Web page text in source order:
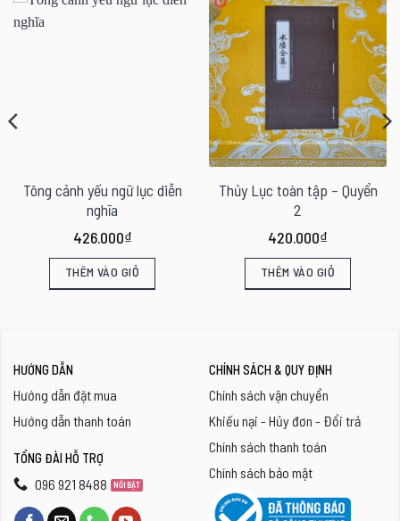
Tông cảnh yếu ngữ lục diễn
nghĩa
426.000₫
THÊM VÀO GIỎ
Thủy Lục toàn tập – Quyển
2
420.000₫
THÊM VÀO GIỎ
HƯỚNG DẪN
Hướng dẫn đặt mua
Hướng dẫn thanh toán
TỔNG ĐÀI HỖ TRỢ
096 921 8488
CHÍNH SÁCH & QUY ĐỊNH
Chính sách vận chuyển
Khiếu nại - Hủy đơn - Đổi trả
Chính sách thanh toán
Chính sách bảo mật